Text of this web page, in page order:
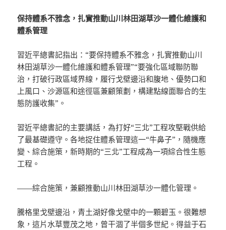
保持體系不雅念，扎實推動山川林田湖草沙一體化維護和
體系管理
習近平總書記指出：“要保持體系不雅念，扎實推動山川
林田湖草沙一體化維護和體系管理”“要強化區域聯防聯
治，打破行政區域界線，履行戈壁邊沿和腹地、優勢口和
上風口、沙源區和途徑區兼顧策劃，構建點線面聯合的生
態防護收集”。
習近平總書記的主要講話，為打好“三北”工程攻堅戰供給
了最基礎遵守。各地捉住體系管理這一“牛鼻子”，隨機應
變、綜合施策，新時期的“三北”工程成為一項綜合性生態
工程。
——綜合施策，兼顧推動山川林田湖草沙一體化管理。
騰格里戈壁邊沿，青土湖好像戈壁中的一顆碧玉。很難想
象，這片水草豐茂之地，曾干涸了半個多世紀。得益于石